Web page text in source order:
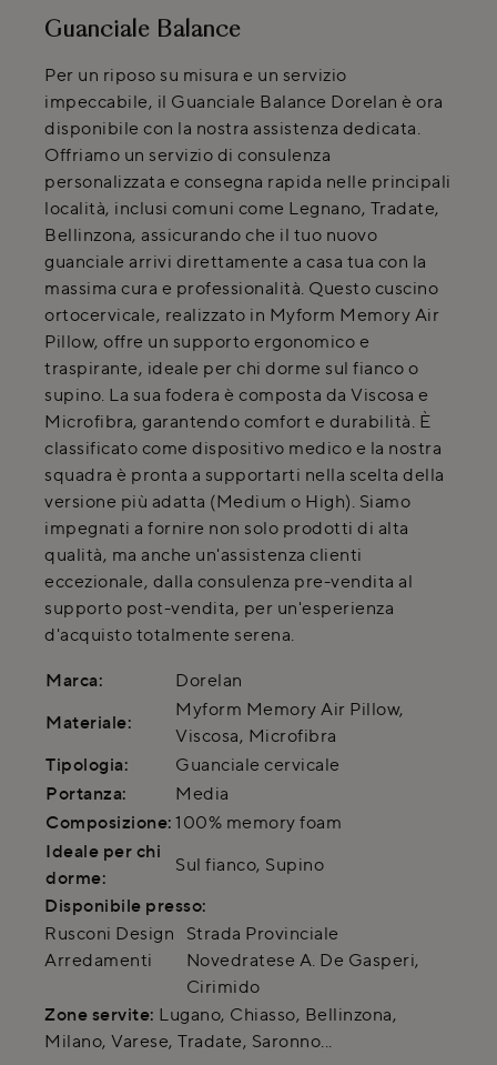
Guanciale Balance
Per un riposo su misura e un servizio
impeccabile, il Guanciale Balance Dorelan è ora
disponibile con la nostra assistenza dedicata.
Offriamo un servizio di consulenza
personalizzata e consegna rapida nelle principali
località, inclusi comuni come Legnano, Tradate,
Bellinzona, assicurando che il tuo nuovo
guanciale arrivi direttamente a casa tua con la
massima cura e professionalità. Questo cuscino
ortocervicale, realizzato in Myform Memory Air
Pillow, offre un supporto ergonomico e
traspirante, ideale per chi dorme sul fianco o
supino. La sua fodera è composta da Viscosa e
Microfibra, garantendo comfort e durabilità. È
classificato come dispositivo medico e la nostra
squadra è pronta a supportarti nella scelta della
versione più adatta (Medium o High). Siamo
impegnati a fornire non solo prodotti di alta
qualità, ma anche un'assistenza clienti
eccezionale, dalla consulenza pre-vendita al
supporto post-vendita, per un'esperienza
d'acquisto totalmente serena.
Marca:
Dorelan
Materiale:
Myform Memory Air Pillow,
Viscosa, Microfibra
Tipologia:
Guanciale cervicale
Portanza:
Media
Composizione: 100% memory foam
Ideale per chi
dorme:
Sul fianco, Supino
Disponibile presso:
Rusconi Design
Arredamenti
Strada Provinciale
Novedratese A. De Gasperi,
Cirimido
Zone servite: Lugano, Chiasso, Bellinzona,
Milano, Varese, Tradate, Saronno...